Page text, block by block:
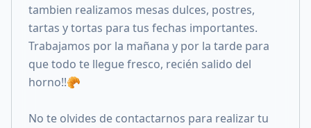
tambien realizamos mesas dulces, postres,
tartas y tortas para tus fechas importantes.
Trabajamos por la mañana y por la tarde para
que todo te llegue fresco, recién salido del
horno!!🥐
No te olvides de contactarnos para realizar tu